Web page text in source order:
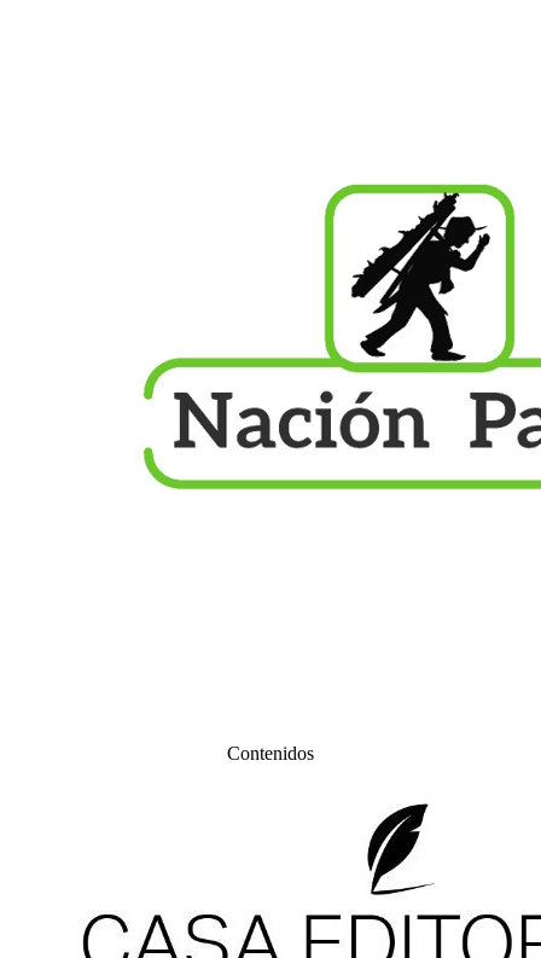
Contenidos